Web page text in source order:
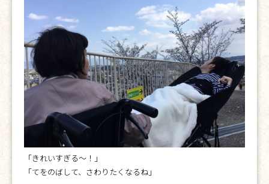
「きれいすぎる～！」
「てをのばして、さわりたくなるね」